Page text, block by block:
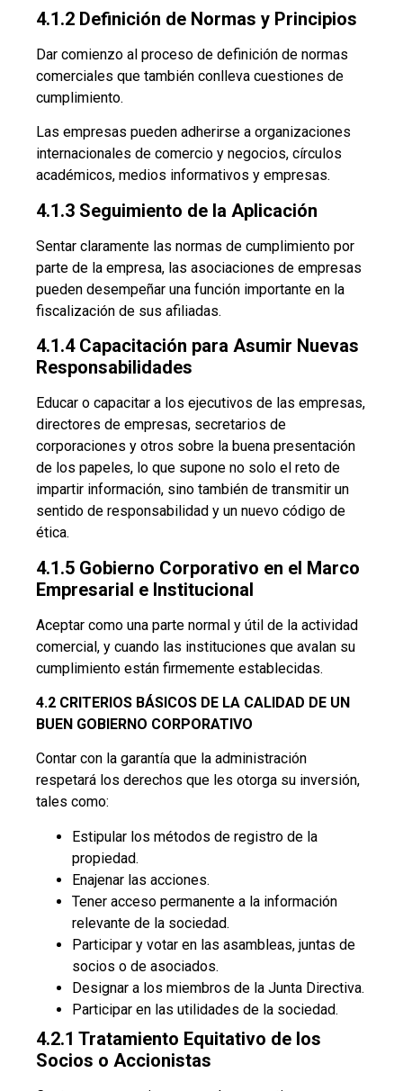
4.1.2 Definición de Normas y Principios
Dar comienzo al proceso de definición de normas
comerciales que también conlleva cuestiones de
cumplimiento.
Las empresas pueden adherirse a organizaciones
internacionales de comercio y negocios, círculos
académicos, medios informativos y empresas.
4.1.3 Seguimiento de la Aplicación
Sentar claramente las normas de cumplimiento por
parte de la empresa, las asociaciones de empresas
pueden desempeñar una función importante en la
fiscalización de sus afiliadas.
4.1.4 Capacitación para Asumir Nuevas
Responsabilidades
Educar o capacitar a los ejecutivos de las empresas,
directores de empresas, secretarios de
corporaciones y otros sobre la buena presentación
de los papeles, lo que supone no solo el reto de
impartir información, sino también de transmitir un
sentido de responsabilidad y un nuevo código de
ética.
4.1.5 Gobierno Corporativo en el Marco
Empresarial e Institucional
Aceptar como una parte normal y útil de la actividad
comercial, y cuando las instituciones que avalan su
cumplimiento están firmemente establecidas.
4.2 CRITERIOS BÁSICOS DE LA CALIDAD DE UN
BUEN GOBIERNO CORPORATIVO
Contar con la garantía que la administración
respetará los derechos que les otorga su inversión,
tales como:
Estipular los métodos de registro de la
propiedad.
Enajenar las acciones.
Tener acceso permanente a la información
relevante de la sociedad.
Participar y votar en las asambleas, juntas de
socios o de asociados.
Designar a los miembros de la Junta Directiva.
Participar en las utilidades de la sociedad.
4.2.1 Tratamiento Equitativo de los
Socios o Accionistas